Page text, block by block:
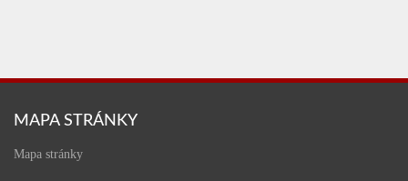
MAPA STRÁNKY
Mapa stránky